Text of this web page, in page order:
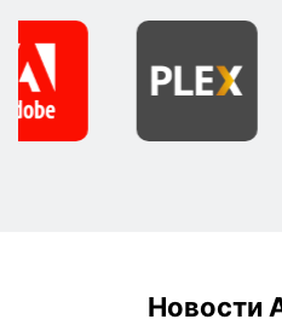
Новости